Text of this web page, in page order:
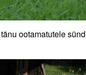
ootamatutele